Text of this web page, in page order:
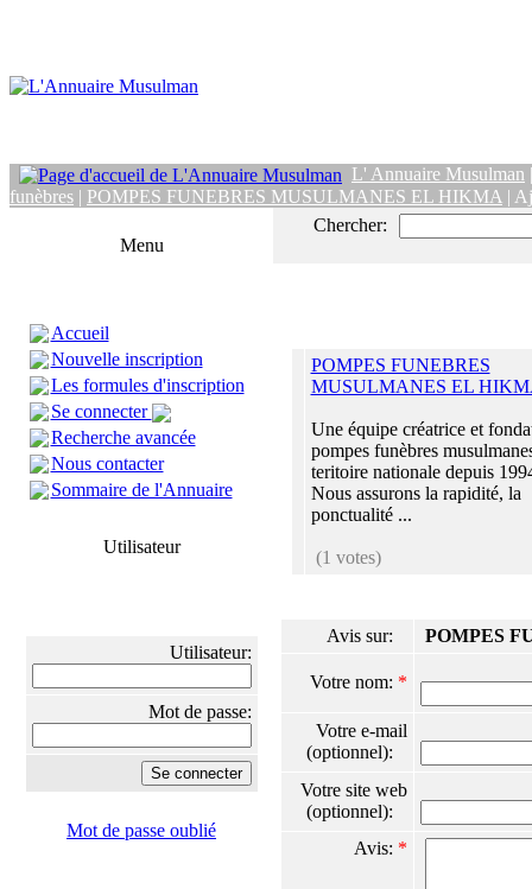
L' Annuaire Musulman
funèbres | POMPES FUNEBRES MUSULMANES EL HIKMA |
Menu
Accueil
Nouvelle inscription
Les formules d'inscription
Se connecter
Recherche avancée
Nous contacter
Sommaire de l'Annuaire
Utilisateur
Utilisateur:
Mot de passe:
Mot de passe oublié
Chercher:
POMPES FUNEBRES
MUSULMANES EL
Une équipe créatrice et
pompes funèbres
teritoire nationale depuis
Nous assurons la rapidité, la
ponctualité ...
(1 votes)
Avis sur: POMPES
Votre nom: *
Votre e-mail
(optionnel):
Votre site web
(optionnel):
Avis: *